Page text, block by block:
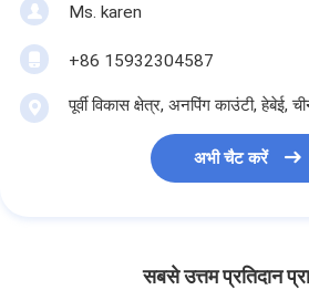
Ms. karen
+86 15932304587
पूर्वी विकास क्षेत्र, अनपिंग काउंटी, हेबेई,
अभी चैट करें
सबसे उत्तम प्रतिदान